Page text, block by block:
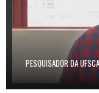
PESQUISADOR DA